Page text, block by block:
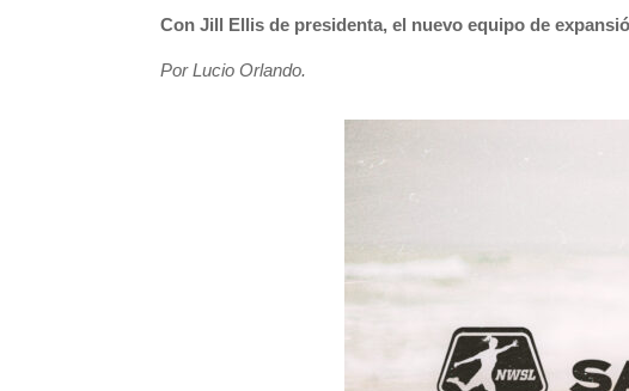
Con Jill Ellis de presidenta, el nuevo equipo de
Por Lucio Orlando.